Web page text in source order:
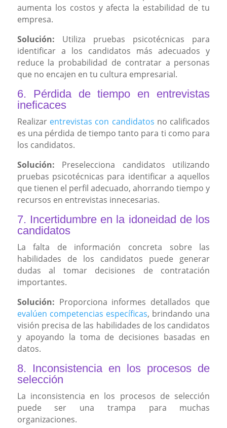
aumenta los costos y afecta la estabilidad de tu
empresa.
Solución: Utiliza pruebas psicotécnicas para
identificar a los candidatos más adecuados y
reduce la probabilidad de contratar a personas
que no encajen en tu cultura empresarial.
6. Pérdida de tiempo en entrevistas
ineficaces
Realizar entrevistas con candidatos no calificados
es una pérdida de tiempo tanto para ti como para
los candidatos.
Solución: Preselecciona candidatos utilizando
pruebas psicotécnicas para identificar a aquellos
que tienen el perfil adecuado, ahorrando tiempo y
recursos en entrevistas innecesarias.
7. Incertidumbre en la idoneidad de los
candidatos
La falta de información concreta sobre las
habilidades de los candidatos puede generar
dudas al tomar decisiones de contratación
importantes.
Solución: Proporciona informes detallados que
evalúen competencias específicas, brindando una
visión precisa de las habilidades de los candidatos
y apoyando la toma de decisiones basadas en
datos.
8. Inconsistencia en los procesos de
selección
La inconsistencia en los procesos de selección
puede ser una trampa para muchas
organizaciones.